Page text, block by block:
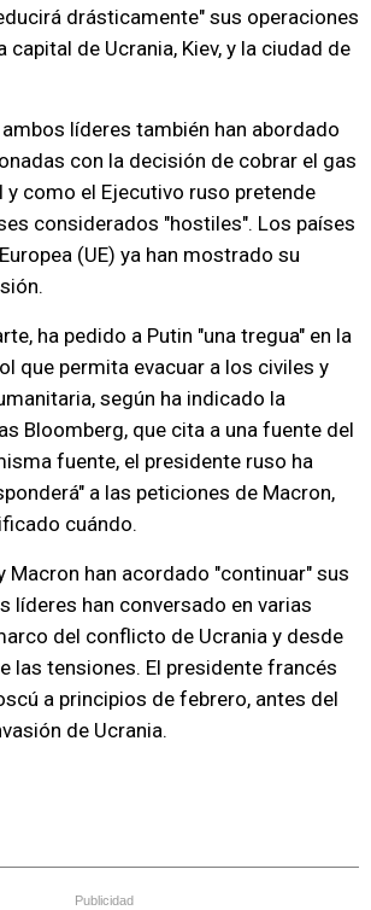
drásticamente" sus operaciones
de Ucrania, Kiev, y la ciudad de
ambos líderes también han abordado
con la decisión de cobrar el gas
y como el Ejecutivo ruso pretende
considerados "hostiles". Los países
(UE) ya han mostrado su
ha pedido a Putin "una tregua" en la
que permita evacuar a los civiles y
según ha indicado la
Bloomberg, que cita a una fuente del
fuente, el presidente ruso ha
a las peticiones de Macron,
cuándo.
Macron han acordado "continuar" sus
líderes han conversado en varias
del conflicto de Ucrania y desde
las tensiones. El presidente francés
a principios de febrero, antes del
de Ucrania.
Publicidad